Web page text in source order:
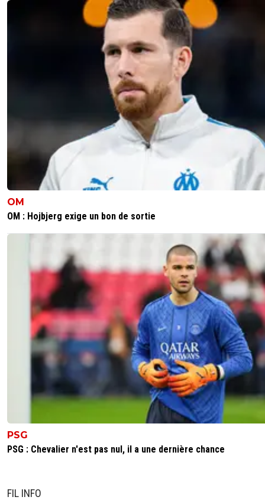
OM
OM : Hojbjerg exige un bon de sortie
PSG
PSG : Chevalier n'est pas nul, il a une dernière chance
FIL INFO